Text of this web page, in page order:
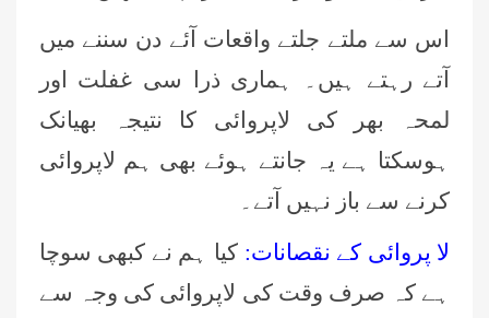
اس سے ملتے جلتے واقعات آئے دن سننے میں
آتے رہتے ہیں۔ ہماری ذرا سی غفلت اور
لمحہ بھر کی لاپروائی کا نتیجہ بھیانک
ہوسکتا ہے یہ جانتے ہوئے بھی ہم لاپروائی
کرنے سے باز نہیں آتے۔
لا پروائی کے نقصانات: کیا ہم نے کبھی سوچا
ہے کہ صرف وقت کی لاپروائی کی وجہ سے